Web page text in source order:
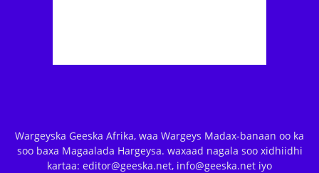
Wargeyska Geeska Afrika, waa Wargeys Madax-banaan oo ka
soo baxa Magaalada Hargeysa. waxaad nagala soo xidhiidhi
kartaa: editor@geeska.net, info@geeska.net iyo